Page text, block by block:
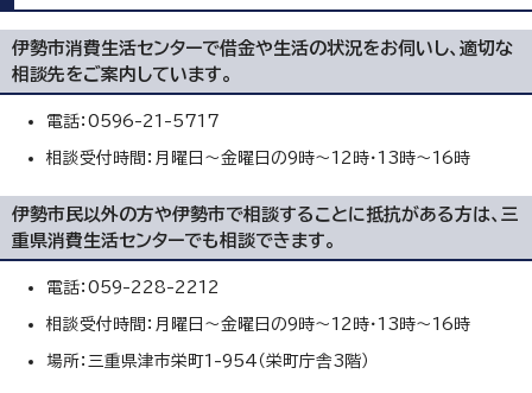
伊勢市消費生活センターで借金や生活の状況をお伺いし、適切な
相談先をご案内しています。
電話：0596-21-5717
相談受付時間：月曜日～金曜日の9時～12時・13時～16時
伊勢市民以外の方や伊勢市で相談することに抵抗がある方は、 三
重県消費生活センターでも相談できます。
電話：059-228-2212
相談受付時間：月曜日～金曜日の9時～12時・13時～16時
場所：三重県津市栄町1-954（栄町庁舎3階）